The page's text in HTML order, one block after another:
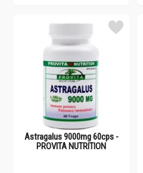
Astragalus 9000mg 60cps -
PROVITA NUTRITION